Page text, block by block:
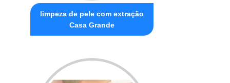
limpeza de pele com extração
Casa Grande